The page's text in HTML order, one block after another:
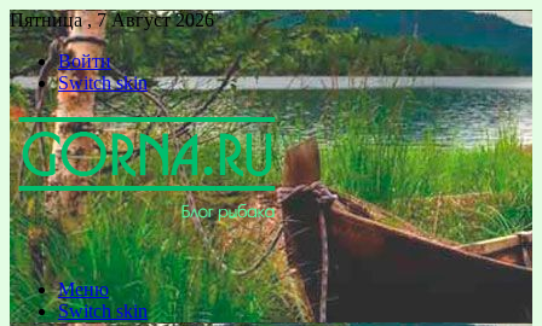
Пятница , 7 Август 2026
Войти
Switch skin
Меню
Switch skin